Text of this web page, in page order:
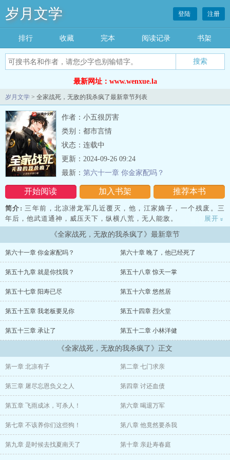
岁月文学 登陆 注册
排行 收藏 完本 阅读记录 书架
最新网址：www.wenxue.la
岁月文学 > 全家战死，无敌的我杀疯了最新章节列表
作者：小五很厉害
类别：都市言情
状态：连载中
开始阅读 加入书架 推荐本书
更新：2024-09-26 09:24
最新： 第六十一章 你金家配吗？
简介: 三年前，北凉潜龙军几近覆灭，他，江家嫡子，一个残废。三
年后，他武道通神，威压天下，纵横八荒，无人能敌。
数载红尘，逆战春秋，江楚光复潜龙，重着战袍睥睨天下众生。
展开 »
《全家战死，无敌的我杀疯了》最新章节
第六十一章 你金家配吗？ 第六十章 晚了，他已经死了
第五十九章 就是你找我？ 第五十八章 惊天一掌
第五十七章 阳寿已尽 第五十六章 悠然居
第五十五章 我老板要见你 第五十四章 烈火堂
第五十三章 承让了 第五十二章 小林洋健
《全家战死，无敌的我杀疯了》正文
第一章 北凉有子 第二章 七门求亲
第三章 屠尽忘恩负义之人 第四章 讨还血债
第五章 飞雨成冰，可杀人！ 第六章 喝退万军
第七章 不该养你们这些狗！ 第八章 他竟然要杀我
第九章 是时候去找夏南天了 第十章 亲赴寿春庭